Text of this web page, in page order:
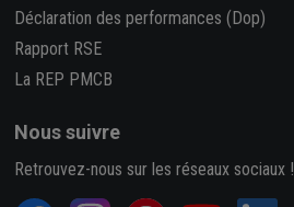
Déclaration des performances (Dop)
Rapport RSE
La REP PMCB
Nous suivre
Retrouvez-nous sur les réseaux sociaux !